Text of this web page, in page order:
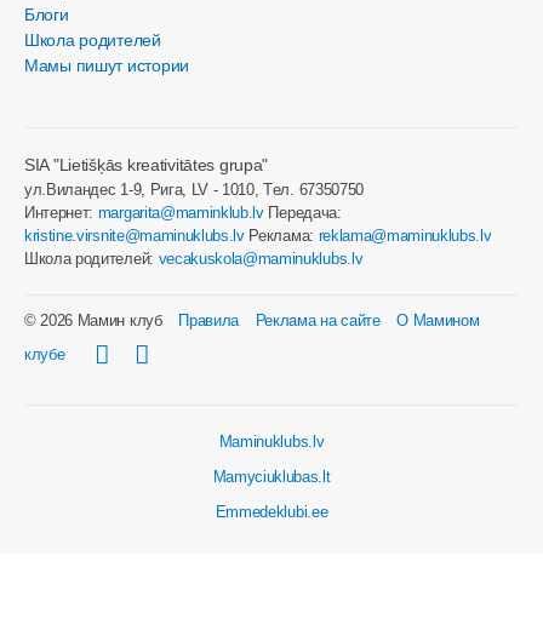
Блоги
Школа родителей
Мамы пишут истории
SIA "Lietišķās kreativitātes grupa"
ул.Виландес 1-9, Рига, LV - 1010, Tел. 67350750
Интернет: margarita@maminklub.lvПередача:
kristine.virsnite@maminuklubs.lvРеклама: reklama@maminuklubs.lv
Школа родителей: vecakuskola@maminuklubs.lv
© 2026 Мамин клуб Правила Реклама на сайте
О Мамином
клубе
Maminuklubs.lv
Mamyciuklubas.lt
Emmedeklubi.ee